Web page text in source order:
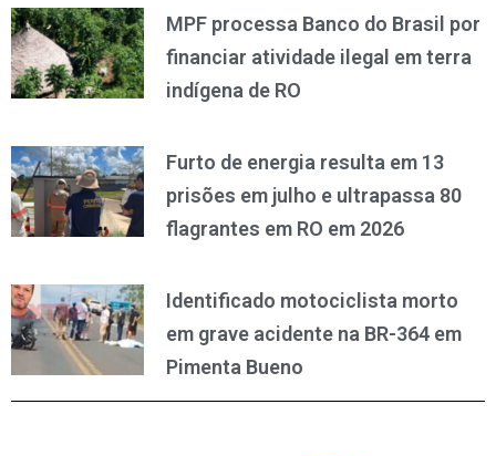
MPF processa Banco do Brasil por
financiar atividade ilegal em terra
indígena de RO
Furto de energia resulta em 13
prisões em julho e ultrapassa 80
flagrantes em RO em 2026
Identificado motociclista morto
em grave acidente na BR-364 em
Pimenta Bueno